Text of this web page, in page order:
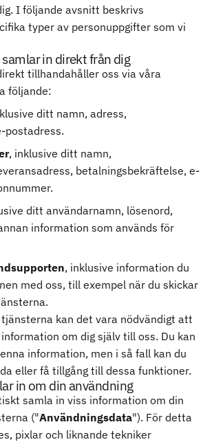
I följande avsnitt beskrivs
typer av personuppgifter som vi
in direkt från dig
tillhandahåller oss via våra
följande:
ditt namn, adress,
postadress.
, inklusive ditt namn,
betalningsbekräftelse, e-
ditt användarnamn, lösenord,
information som används för
, inklusive information du
med oss, till exempel när du skickar
kan det vara nödvändigt att
om dig själv till oss. Du kan
information, men i så fall kan du
eller få tillgång till dessa funktioner.
in om din användning
samla in viss information om din
("Användningsdata"). För detta
pixlar och liknande tekniker